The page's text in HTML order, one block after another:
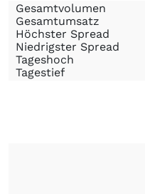
Gesamtvolumen
Gesamtumsatz
Höchster Spread
Niedrigster Spread
Tageshoch
Tagestief